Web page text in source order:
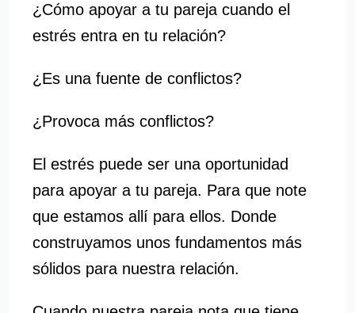
¿Cómo apoyar a tu pareja cuando el
estrés entra en tu relación?
¿Es una fuente de conflictos?
¿Provoca más conflictos?
El estrés puede ser una oportunidad
para apoyar a tu pareja. Para que note
que estamos allí para ellos. Donde
construyamos unos fundamentos más
sólidos para nuestra relación.